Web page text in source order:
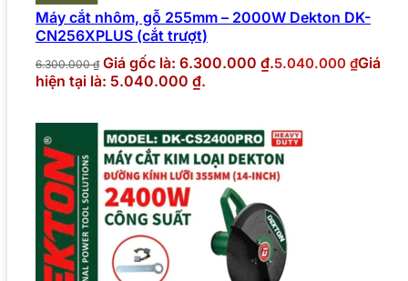
Máy cắt nhôm, gỗ 255mm – 2000W Dekton DK-
CN256XPLUS (cắt trượt)
6.300.000₫ Giá gốc là: 6.300.000 ₫.5.040.000 ₫Giá
hiện tại là: 5.040.000 ₫.